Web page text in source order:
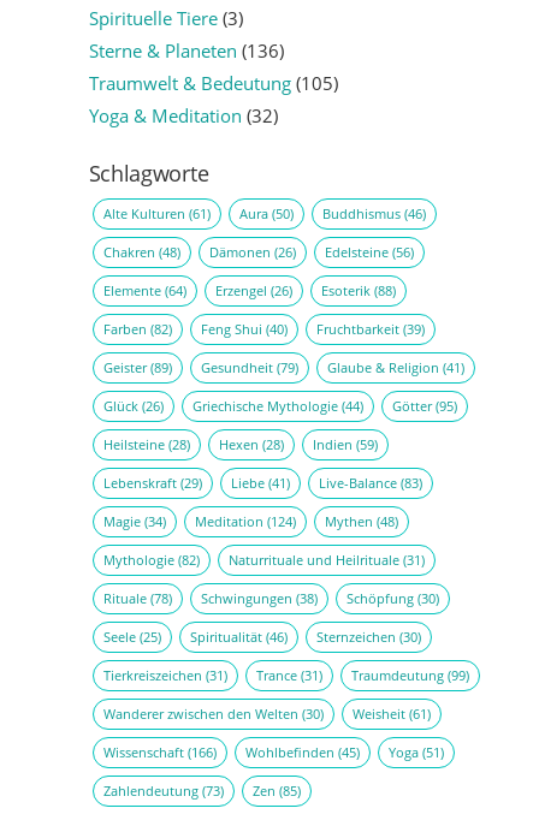
Spirituelle Tiere(3)
Sterne & Planeten (136)
Traumwelt & Bedeutung(105)
Yoga & Meditation (32)
Schlagworte
Alte Kulturen (61) Aura(50) Buddhismus(46)
Chakren (48) Dämonen (26) Edelsteine(56)
Elemente(64) Erzengel (26) Esoterik(88)
Farben (82) Feng Shui (40) Fruchtbarkeit(39)
Geister(89) Gesundheit(79) Glaube & Religion (41)
Glück(26) Griechische Mythologie(44) Götter(95)
Heilsteine(28) Hexen (28) Indien (59)
Lebenskraft(29) Liebe(41) Live-Balance(83)
Magie(34) Meditation (124) Mythen (48)
Mythologie(82) Naturrituale und Heilrituale(31)
Rituale(78) Schwingungen (38) Schöpfung(30)
Seele(25) Spiritualität(46) Sternzeichen (30)
Tierkreiszeichen (31) Trance(31) Traumdeutung(99)
Wanderer zwischen den Welten (30) Weisheit(61)
Wissenschaft(166) Wohlbefinden (45) Yoga(51)
Zahlendeutung(73) Zen (85)